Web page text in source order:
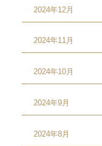
2024年12月
2024年11月
2024年10月
2024年9月
2024年8月